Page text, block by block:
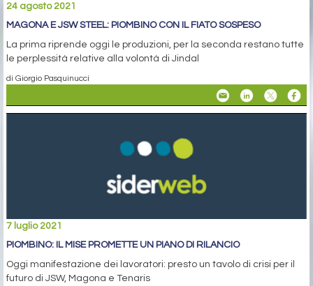
24 agosto 2021
MAGONA E JSW STEEL: PIOMBINO CON IL FIATO SOSPESO
La prima riprende oggi le produzioni, per la seconda restano tutte
le perplessità relative alla volontà di Jindal
di Giorgio Pasquinucci
7 luglio 2021
PIOMBINO: IL MISE PROMETTE UN PIANO DI RILANCIO
Oggi manifestazione dei lavoratori: presto un tavolo di crisi per il
futuro di JSW, Magona e Tenaris